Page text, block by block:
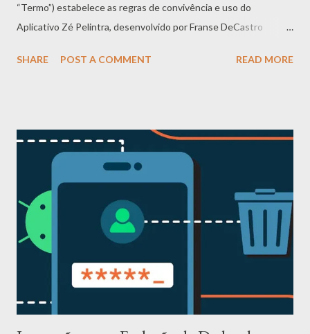
“Termo”) estabelece as regras de convivência e uso do
Aplicativo Zé Pelintra, desenvolvido por Franse DeCastro
“Aplicativo”). Ao baixar, acessar ou utilizar o Aplicativo, você
Termo complementa a Política de Privacidade e ambos devem
ser observados em conjunto. 2. Regras de conduta – O que é
proibido Para garantir um ambiente seguro, respeitoso e
produtivo, é terminantemente proibido: a) Abusos e violências -
Discursos de ódio, preconceito racial, étnico, religioso, de
gênero, orientação sexual, condição social ou qualquer forma de
discriminação - Assédio moral, sexual, bullying, perseguição
(stalking), ameaças ou intimidação - Exposição...
SHARE POST A COMMENT READ MORE